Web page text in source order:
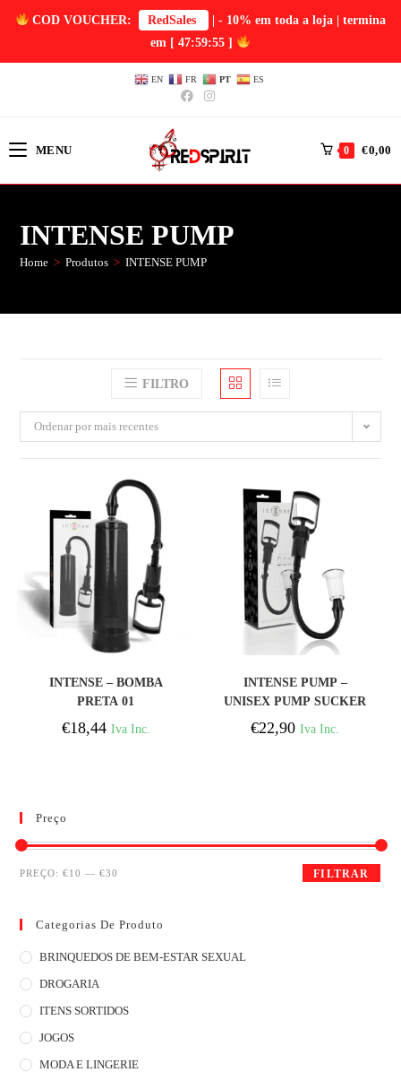
COD VOUCHER: RedSales
| - 10% em toda a loja | termina
em [ 47:59:55 ]
EN FR PT ES
MENU 0 €0,00
INTENSE PUMP
Home > Produtos > INTENSE PUMP
FILTRO
Ordenar por mais recentes
INTENSE – BOMBA
PRETA 01
€18,44 Iva Inc.
INTENSE PUMP –
UNISEX PUMP SUCKER
€22,90 Iva Inc.
Preço
FILTRAR
PREÇO:€10 —€30
Categorias De Produto
BRINQUEDOS DE BEM-ESTAR SEXUAL
DROGARIA
ITENS SORTIDOS
JOGOS
MODA E LINGERIE